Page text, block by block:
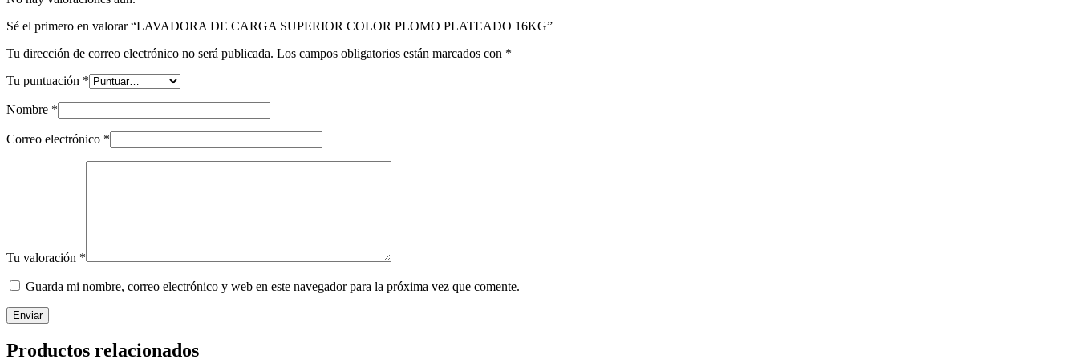
Sé el primero en valorar “LAVADORA DE CARGA SUPERIOR COLOR PLOMO PLATEADO 16KG”
Tu dirección de correo electrónico no será publicada. Los campos obligatorios están marcados con *
Tu puntuación *
Nombre *
Correo electrónico *
Tu valoración *
Guarda mi nombre, correo electrónico y web en este navegador para la próxima vez que comente.
Enviar
Productos relacionados